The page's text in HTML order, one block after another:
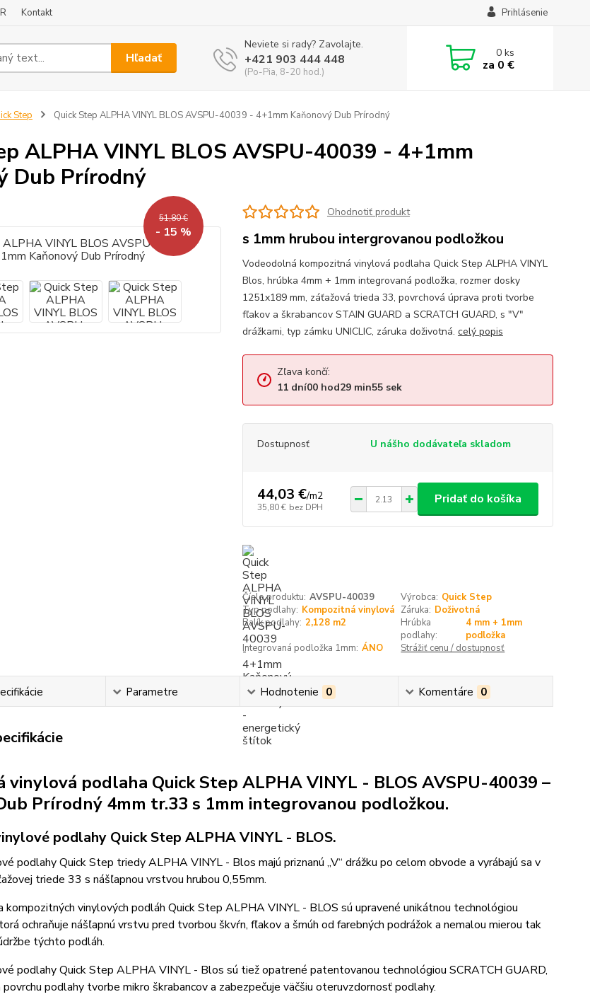
Kontakt Prihlásenie
Hľadať
Neviete si rady? Zavolajte.
+421 903 444 448
(Po-Pia, 8-20 hod.)
0ks
za 0 €
Step Quick Step ALPHA VINYL BLOS AVSPU-40039 - 4+1mm Kaňonový Dub Prírodný
ALPHA VINYL BLOS AVSPU-40039 - 4+1mm
Dub Prírodný
51,80 €
- 15 %
Ohodnotiť produkt
s 1mm hrubou intergrovanou podložkou
Vodeodolná kompozitná vinylová podlaha Quick Step ALPHA VINYL
Blos, hrúbka 4mm + 1mm integrovaná podložka, rozmer dosky
1251x189 mm, záťažová trieda 33, povrchová úprava proti tvorbe
fľakov a škrabancov STAIN GUARD a SCRATCH GUARD, s "V"
drážkami, typ zámku UNICLIC, záruka doživotná. celý popis
Zľava končí:
11 dní00hod29min55sek
Dostupnosť U nášho dodávateľa skladom
44,03 €/m2
35,80 € bez DPH
Pridať do košíka
Číslo produktu: AVSPU-40039 Výrobca: Quick Step
Typ podlahy: Kompozitná vinylová Záruka: Doživotná
Balík podlahy: 2,128 m2
Hrúbka
podlahy:
4 mm + 1mm
podložka
Integrovaná podložka 1mm: ÁNO Strážiť cenu / dostupnosť
Parametre Hodnotenie 0 Komentáre 0
vinylová podlaha Quick Step ALPHA VINYL - BLOS AVSPU-40039 –
Prírodný 4mm tr.33 s 1mm integrovanou podložkou.
podlahy Quick Step ALPHA VINYL - BLOS.
podlahy Quick Step triedy ALPHA VINYL - Blos majú priznanú „V“ drážku po celom obvode a vyrábajú sa v
triede 33 s nášľapnou vrstvou hrubou 0,55mm.
kompozitných vinylových podláh Quick Step ALPHA VINYL - BLOS sú upravené unikátnou technológiou
ochraňuje nášľapnú vrstvu pred tvorbou škvŕn, fľakov a šmúh od farebných podrážok a nemalou mierou tak
týchto podláh.
podlahy Quick Step ALPHA VINYL - Blos sú tiež opatrené patentovanou technológiou SCRATCH GUARD,
podlahy tvorbe mikro škrabancov a zabezpečuje väčšiu oteruvzdornosť podlahy.